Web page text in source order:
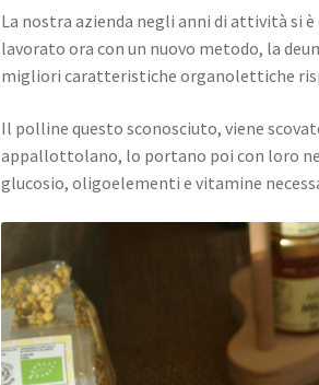
La nostra azienda negli anni di attività si
lavorato ora con un nuovo metodo, la
migliori caratteristiche organolettiche
Il polline questo sconosciuto, viene
appallottolano, lo portano poi con loro
glucosio, oligoelementi e vitamine